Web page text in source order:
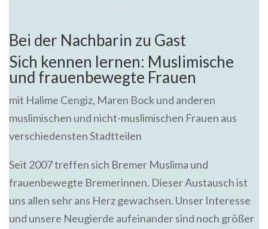
Bei der Nachbarin zu Gast
Sich kennen lernen: Muslimische
und frauenbewegte Frauen
mit Halime Cengiz, Maren Bock und anderen
muslimischen und nicht-muslimischen Frauen aus
verschiedensten Stadtteilen
Seit 2007 treffen sich Bremer Muslima und
frauenbewegte Bremerinnen. Dieser Austausch ist
uns allen sehr ans Herz gewachsen. Unser Interesse
und unsere Neugierde aufeinander sind noch größer